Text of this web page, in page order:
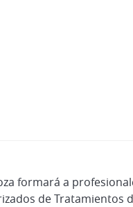
formará a
de Tratamientos